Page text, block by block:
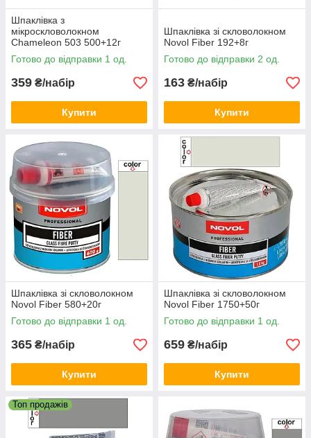
Шпаклівка з
мікроскловолокном
Chameleon 503 500+12г
Готово до відправки 1 од.
359 ₴/набір
Купити
Шпаклівка зі скловолокном
Novol Fiber 192+8г
Готово до відправки 2 од.
163 ₴/набір
Купити
Шпаклівка зі скловолокном
Novol Fiber 580+20г
Готово до відправки 1 од.
365 ₴/набір
Купити
Шпаклівка зі скловолокном
Novol Fiber 1750+50г
Готово до відправки 1 од.
659 ₴/набір
Купити
Топ продажів